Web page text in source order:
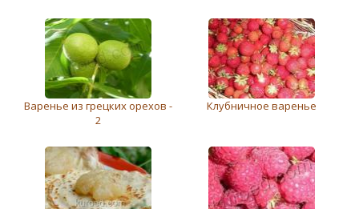
Варенье из грецких орехов -
2
Клубничноe варeньe